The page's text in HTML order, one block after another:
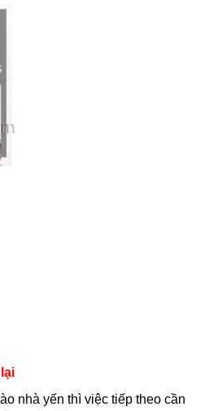
nhà yến thì việc tiếp theo cần